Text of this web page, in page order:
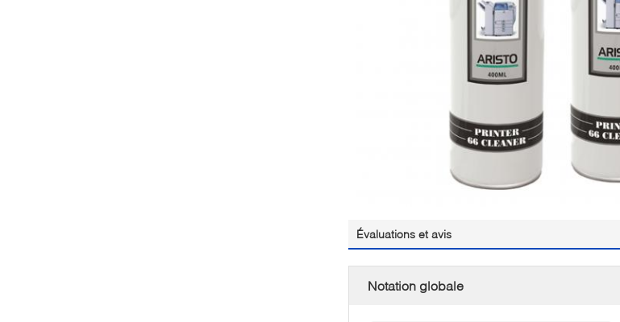
Évaluations et avis
Notation globale